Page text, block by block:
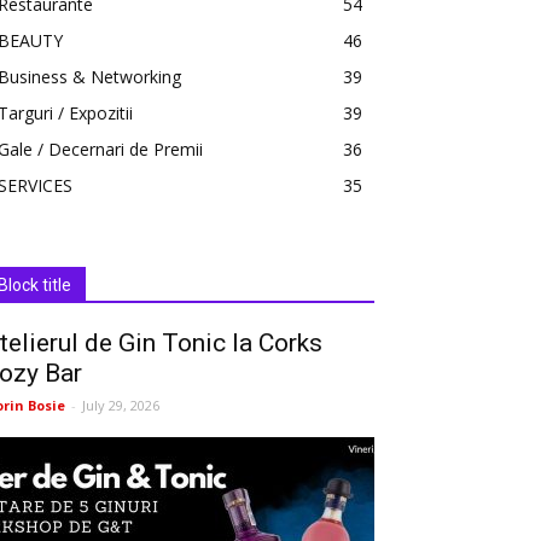
BEAUTY
46
Business & Networking
39
Targuri / Expozitii
39
/ Decernari de Premii
36
35
Block title
de Gin Tonic la Corks
Bar
Bosie - July 29, 2026